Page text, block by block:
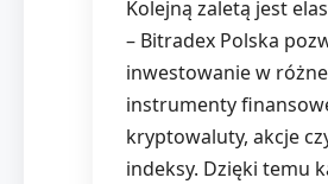
Kolejną zaletą jest
– Bitradex Polska
inwestowanie w różne
instrumenty
kryptowaluty, akcje
indeksy. Dzięki temu